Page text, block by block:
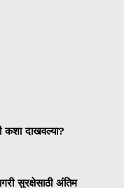
कशा दाखवल्या?
सुरक्षेसाठी अंतिम